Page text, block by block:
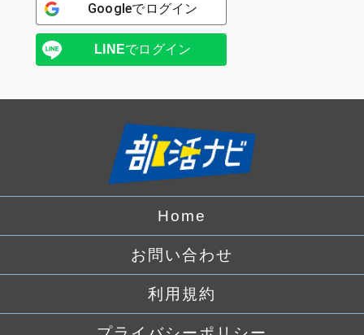
Googleでログイン
LINEでログイン
Home
お問い合わせ
利用規約